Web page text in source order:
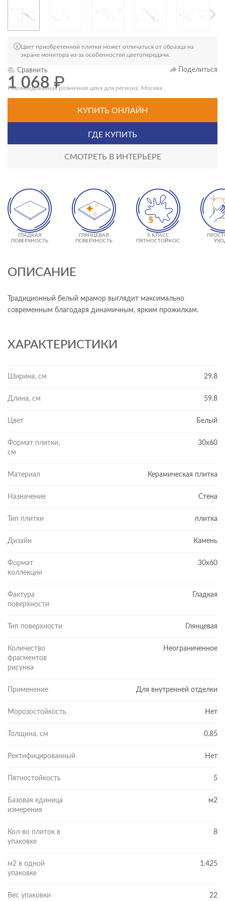
Цвет приобретенной плитки может отличаться от образца на
экране монитора из-за особенностей цветопередачи.
Сравнить Поделиться
1 068₽
Рекомендованная розничная цена для региона: Москва
КУПИТЬ ОНЛАЙН
ГДЕ КУПИТЬ
СМОТРЕТЬ В ИНТЕРЬЕРЕ
ГЛАДКАЯ
ПОВЕРХНОСТЬ
ГЛЯНЦЕВАЯ
ПОВЕРХНОСТЬ
5 КЛАСС
ПЯТНОСТОЙКОСТИ
ОПИСАНИЕ
Традиционный белый мрамор выглядит максимально
современным благодаря динамичным, ярким прожилкам.
ХАРАКТЕРИСТИКИ
Ширина, см 29.8
Длина, см 59.8
Цвет Белый
Формат плитки,
см
30x60
Материал Керамическая плитка
Назначение Стена
Тип плитки плитка
Дизайн Камень
Формат
коллекции
30x60
Фактура
поверхности
Гладкая
Тип поверхности Глянцевая
Количество
фрагментов
рисунка
Неограниченное
Применение Для внутренней отделки
Морозостойкость Нет
Толщина, см 0.85
Ректифицированный Нет
Пятностойкость 5
Базовая единица
измерения
м2
Кол-во плиток в
упаковке
8
м2 в одной
упаковке
1.425
Вес упаковки 22